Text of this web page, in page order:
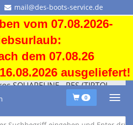
mail@des-boots-service.de
vom 07.08.2026-
dem 07.08.26
ausgeliefert!
0
SQUARELINE - PES (TIPTOLEST OCTOPLY)